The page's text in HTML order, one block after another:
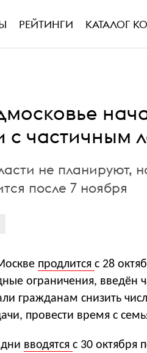
РЕЙТИНГИ КАТАЛОГ
с частичным
не планируют,
после 7 ноября
продлится с 28
ограничения, введён
гражданам снизить
провести время с
вводятся с 30 октября